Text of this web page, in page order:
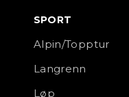
SPORT
Alpin/Topptur
Langrenn
Løp